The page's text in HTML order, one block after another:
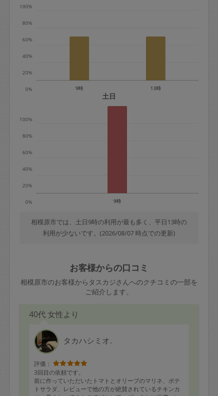
※キャンセル料金の設定について：
定期依頼1回（3時間）の金額とスポット
0%
20%
40%
60%
80%
100%
9時 13時
土日
0%
20%
40%
60%
80%
100%
9時
相模原市では、土日9時の利用が最も多く、平日13時の
利用が少ないです。(2026/08/07 時点での更新)
お客様からの口コミ
相模原市のお客様からタスカジさんへのクチコミの一部を
ご紹介します。
40代 女性より
タカハシミオ.
評価：
3回目の依頼です。
前に作っていただいたトマトとオリーブのマリネ、ポテ
トサラダ、レビューで他の方が絶賛されているチキンカ